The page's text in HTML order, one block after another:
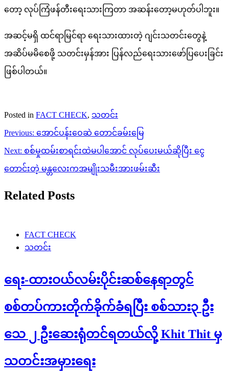
တော့ လုပ်ကြံဖန်တီးရေးသားကြတာ အဆန်းတော့မဟုတ်ပါဘူး။
အဆင့်မရှိ ထင်ရာမြင်ရာ ရေးသားထားတဲ့ ဂျင်းသတင်းတွေနဲ့
အဆိပ်မမိစေဖို့ သတင်းမှန်အား ပြန်လည်ရေးသားဖော်ပြပေးခြင်း
ဖြစ်ပါတယ်။
Posted in FACT CHECK, သတင်း
Post
navigation
Previous: အောင်ပန်းဝေဆဲ တောင်ခမ်းမြေ
Next: စစ်မှုထမ်းစာရင်းထဲမပါအောင် လုပ်ပေးမယ်ဆိုပြီး ငွေ
တောင်းတဲ့ မန္တလေးကအမျိုးသမီးအားဖမ်းဆီး
Related Posts
FACT CHECK
သတင်း
ရေး-ထားဝယ်လမ်းပိုင်းဆစ်နေရာတွင်
စစ်တပ်ကားတိုက်ခိုက်ခံရပြီး စစ်သား၃ ဦး
သေ ၂ ဦးဆေးရုံတင်ရတယ်လို့ Khit Thit မှ
သတင်းအမှားရေး